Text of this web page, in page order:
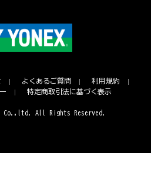
よくあるご質問
利用規約
特定商取引法に基づく表示
Co.,ltd. All Rights Reserved.